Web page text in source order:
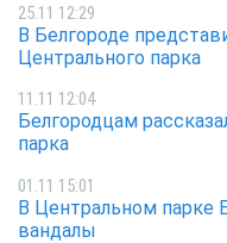
25.11 12:29
В Белгороде
Центрального парка
11.11 12:04
Белгородцам
парка
01.11 15:01
В Центральном парке
вандалы